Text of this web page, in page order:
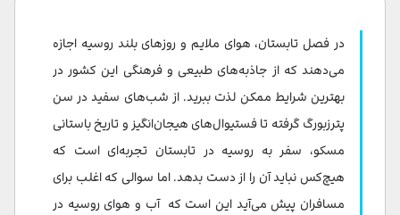
نکات مهم سفر به روسیه در تابستان چیست؟
در سفر به روسیه در تابستان چه لباسی با خود ببریم؟
تخمین هزینه سفر به روسیه در تابستان
هزینه حمل و نقل در روسیه
در فصل تابستان، هوای ملایم و روزهای بلند روسیه اجازه
می‌دهند که از جاذبه‌های طبیعی و فرهنگی این کشور در
بهترین شرایط ممکن لذت ببرید. از شب‌های سفید در سن
پترزبورگ گرفته تا فستیوال‌های هیجان‌انگیز و تاریخ باستانی
مسکو، سفر به روسیه در تابستان تجربه‌ای است که
هیچ‌کس نباید آن را از دست بدهد. اما سوالی که اغلب برای
مسافران پیش می‌آید این است که آب و هوای روسیه در